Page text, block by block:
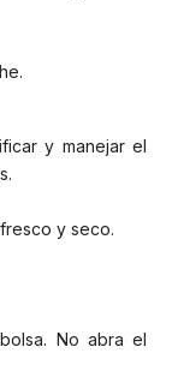
y manejar el
y seco.
No abra el